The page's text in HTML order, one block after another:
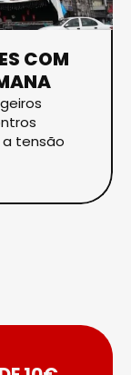
COM
a tensão